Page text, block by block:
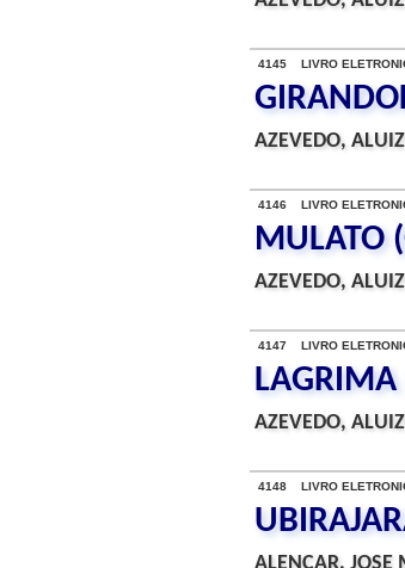
4145 LIVRO
AZEVEDO,
4146 LIVRO
MULATO
AZEVEDO,
4147 LIVRO
AZEVEDO,
4148 LIVRO